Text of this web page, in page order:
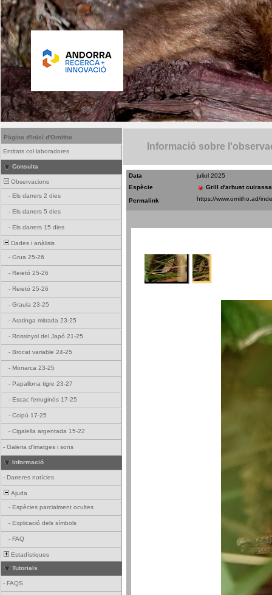
Pàgina d'inici d'Ornitho
Entitats col·laboradores
Consulta
Observacions
- Els darrers 2 dies
- Els darrers 5 dies
- Els darrers 15 dies
Dades i anàlisis
- Grua 25-26
- Reietó 25-26
- Reietó 25-26
- Graula 23-25
- Aratinga mitrada 23-25
- Rossinyol del Japó 21-25
- Brocat variable 24-25
- Monarca 23-25
- Papallona tigre 23-27
- Escac ferruginós 17-25
- Coipú 17-25
- Cigalella argentada 15-22
- Galeria d'imatges i sons
Informació
- Darreres notícies
Ajuda
- Espècies parcialment ocultes
- Explicació dels símbols
- FAQ
Estadístiques
Tutorials
- FAQS
Informació sobre
Data
juliol 2025
Espècie
Grill d'arbust
Permalink